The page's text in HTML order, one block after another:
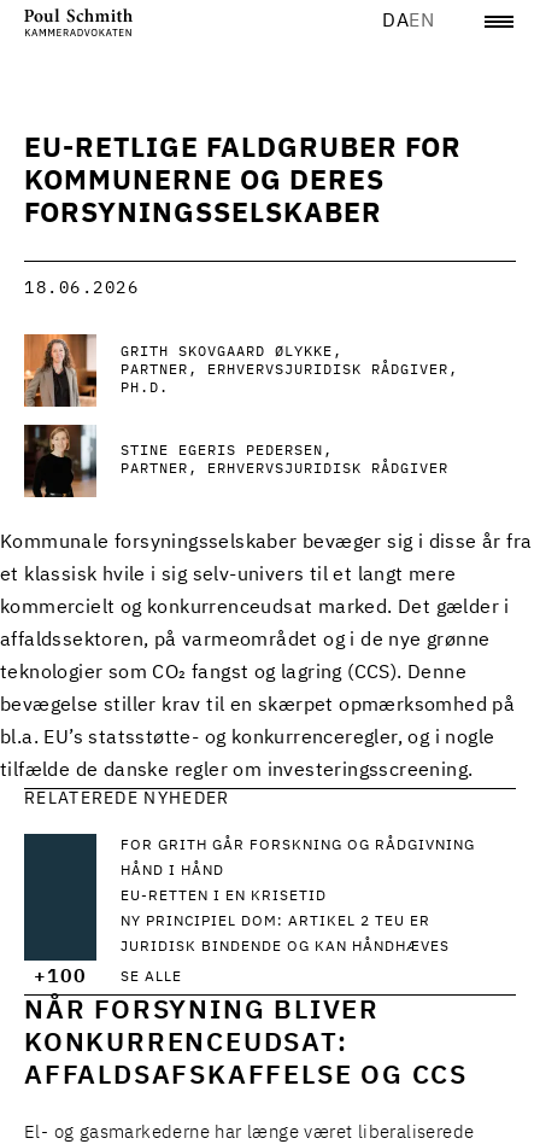
DAEN
EU-RETLIGE FALDGRUBER FOR
KOMMUNERNE OG DERES
FORSYNINGSSELSKABER
18.06.2026
GRITH SKOVGAARD ØLYKKE
PARTNER, ERHVERVSJURIDISK RÅDGIVER,
PH.D.
STINE EGERIS PEDERSEN
PARTNER, ERHVERVSJURIDISK RÅDGIVER
Kommunale forsyningsselskaber bevæger sig i disse år fra
et klassisk hvile i sig selv-univers til et langt mere
kommercielt og konkurrenceudsat marked. Det gælder i
affaldssektoren, på varmeområdet og i de nye grønne
teknologier som CO₂ fangst og lagring (CCS). Denne
bevægelse stiller krav til en skærpet opmærksomhed på
bl.a. EU’s statsstøtte- og konkurrenceregler, og i nogle
tilfælde de danske regler om investeringsscreening.
RELATEREDE NYHEDER
FOR GRITH GÅR FORSKNING OG RÅDGIVNING
HÅND I HÅND
EU-RETTEN I EN KRISETID
NY PRINCIPIEL DOM: ARTIKEL 2 TEU ER
JURIDISK BINDENDE OG KAN HÅNDHÆVES
+100 SE ALLE
NÅR FORSYNING BLIVER
KONKURRENCEUDSAT:
AFFALDSAFSKAFFELSE OG CCS
El- og gasmarkederne har længe været liberaliserede